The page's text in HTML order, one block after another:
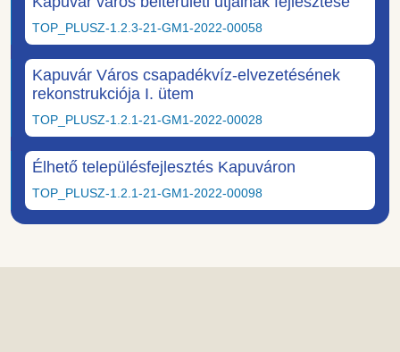
TOP_PLUSZ-1.2.3-21-GM1-2022-00058
Kapuvár Város csapadékvíz-elvezetésének
rekonstrukciója I. ütem
TOP_PLUSZ-1.2.1-21-GM1-2022-00028
Élhető településfejlesztés Kapuváron
TOP_PLUSZ-1.2.1-21-GM1-2022-00098